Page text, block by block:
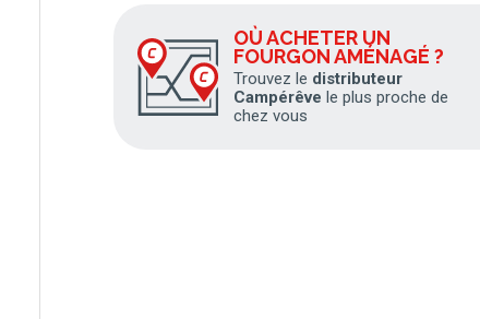
OÙ ACHETER UN
FOURGON AMÉNAGÉ ?
Trouvez le distributeur
Campérêve le plus proche de
chez vous